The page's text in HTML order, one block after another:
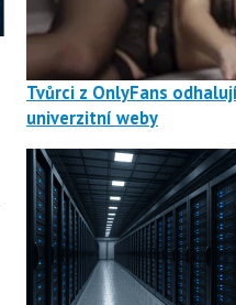
Tvůrci z OnlyFans
univerzitní weby